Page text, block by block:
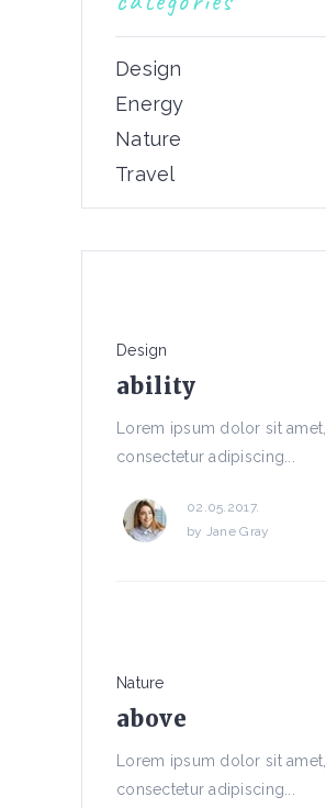
Design
Energy
Nature
Travel
Design
ability
Lorem ipsum dolor sit amet,
consectetur adipiscing...
02.05.2017.
by Jane Gray
Nature
above
Lorem ipsum dolor sit amet,
consectetur adipiscing...